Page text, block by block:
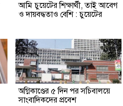
আমি চুয়েটের শিক্ষার্থী, তাই আবেগ
ও দায়বদ্ধতাও বেশি : চুয়েটের
অগ্নিকাণ্ডের ৫ দিন পর সচিবালয়ে
সাংবাদিকদের প্রবেশ